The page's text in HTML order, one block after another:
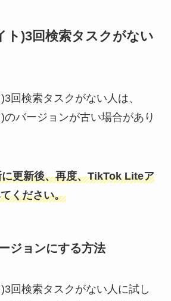
ト)3回検索タスクがない
回検索タスクがない人は、
のバージョンが古い場合があり
更新後、再度、TikTok Liteア
ください。
ジョンにする方法
回検索タスクがない人に試し